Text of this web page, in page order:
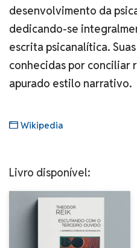
desenvolvimento da
dedicando-se
escrita psicanalítica.
conhecidas por conciliar
apurado estilo narrativo.
Wikipedia
Livro disponível: